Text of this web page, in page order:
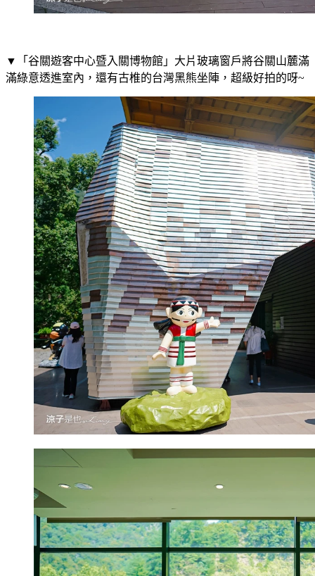
▼「谷關遊客中心暨入關博物館」大片玻璃窗戶將谷關山麓滿
滿綠意透進室內，還有古椎的台灣黑熊坐陣，超級好拍的呀~